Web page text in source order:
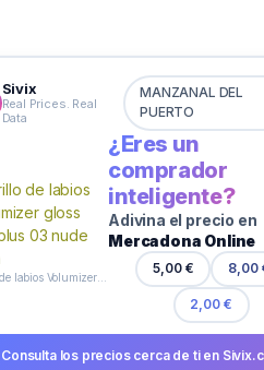
Sivix
Real Prices. Real
Data
MANZANAL DEL
PUERTO
Brillo de labios Volumizer gloss Deliplus 03 nude rosa
¿Eres un
comprador
inteligente?
Adivina el precio en
Mercadona Online
5,00 € 8,00
2,00 €
Consulta los precios cerca de ti en